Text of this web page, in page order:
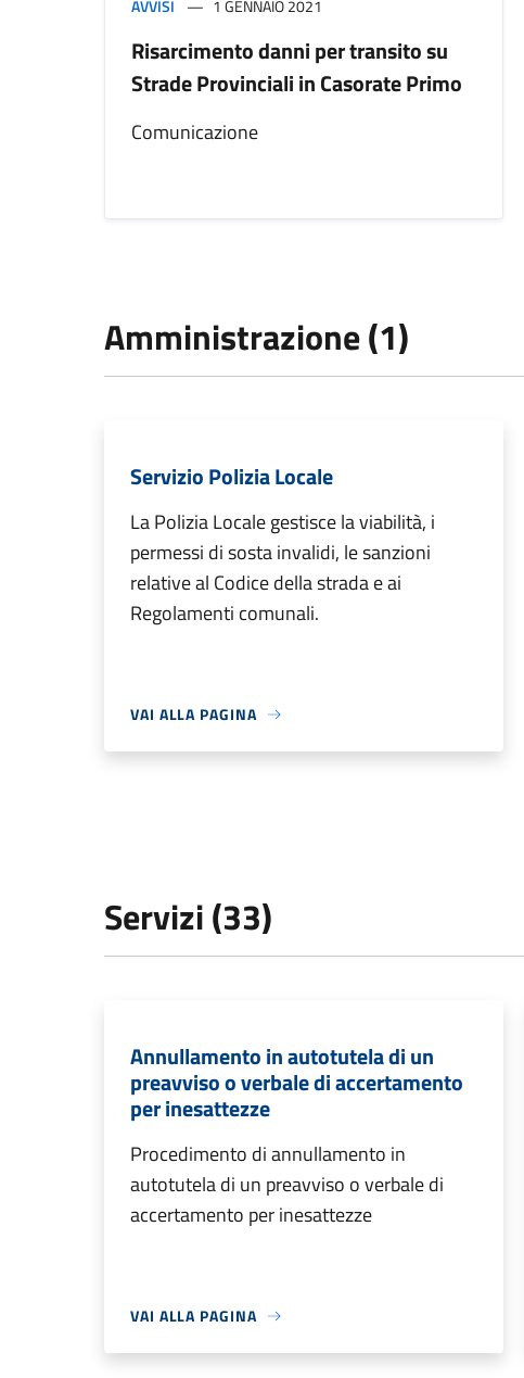
AVVISI 1 GENNAIO 2021
Risarcimento danni per transito su
Strade Provinciali in Casorate Primo
Comunicazione
Amministrazione (1)
Servizio Polizia Locale
La Polizia Locale gestisce la viabilità, i
permessi di sosta invalidi, le sanzioni
relative al Codice della strada e ai
Regolamenti comunali.
VAI ALLA PAGINA
Servizi (33)
Annullamento in autotutela di un
preavviso o verbale di accertamento
per inesattezze
Procedimento di annullamento in
autotutela di un preavviso o verbale di
accertamento per inesattezze
VAI ALLA PAGINA